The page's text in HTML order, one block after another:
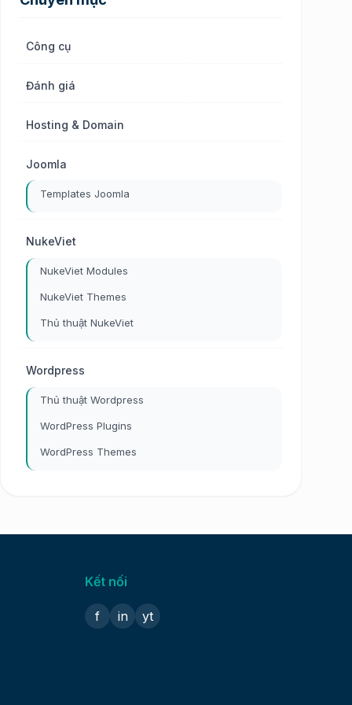
Công cụ
Đánh giá
Hosting & Domain
Joomla
Templates Joomla
NukeViet
NukeViet Modules
NukeViet Themes
Thủ thuật NukeViet
Wordpress
Thủ thuật Wordpress
WordPress Plugins
WordPress Themes
Kết nối
f in yt